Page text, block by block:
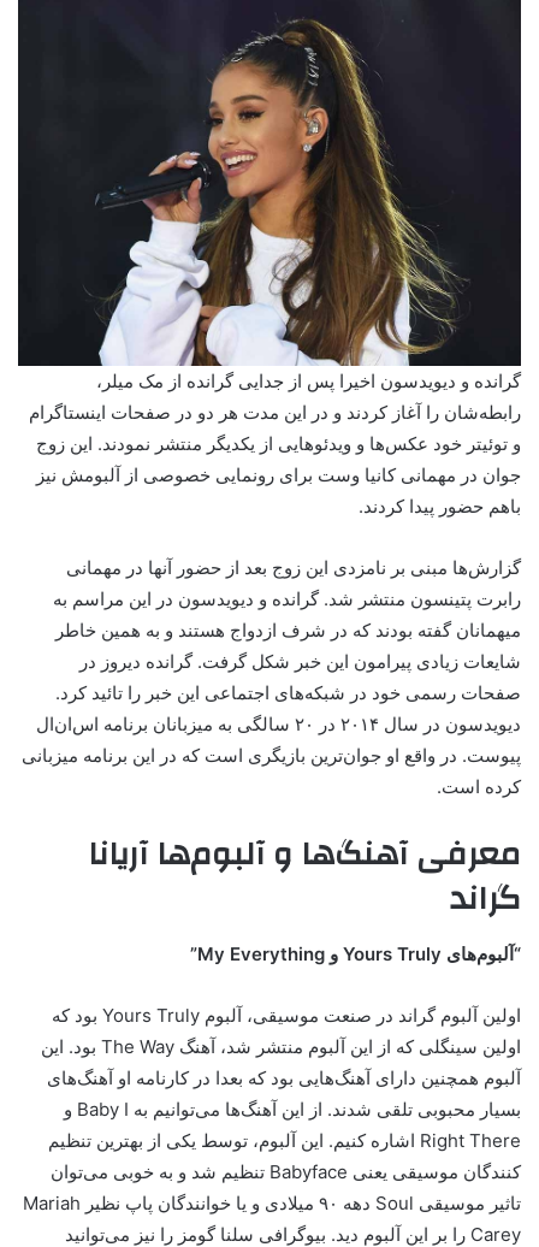
گرانده و دیویدسون اخیرا پس از جدایی گرانده از مک میلر،
رابطه‌شان را آغاز کردند و در این مدت هر دو در صفحات اینستاگرام
و توئیتر خود عکس‌ها و ویدئوهایی از یکدیگر منتشر نمودند. این زوج
جوان در مهمانی کانیا وست برای رونمایی خصوصی از آلبومش نیز
باهم حضور پیدا کردند.
گزارش‌ها مبنی بر نامزدی این زوج بعد از حضور آنها در مهمانی
رابرت پتینسون منتشر شد. گرانده و دیویدسون در این مراسم به
میهمانان گفته بودند که در شرف ازدواج هستند و به همین خاطر
شایعات زیادی پیرامون این خبر شکل گرفت. گرانده دیروز در
صفحات رسمی خود در شبکه‌های اجتماعی این خبر را تائید کرد.
دیویدسون در سال ۲۰۱۴ در ۲۰ سالگی به میزبانان برنامه اس‌ان‌ال
پیوست. در واقع او جوان‌ترین بازیگری است که در این برنامه میزبانی
کرده است.
معرفی آهنگ‌ها و آلبوم‌ها آریانا
گراند
“آلبوم‌های Yours Truly و My Everything”
اولین آلبوم گراند در صنعت موسیقی، آلبوم Yours Truly بود که
اولین سینگلی که از این آلبوم منتشر شد، آهنگ The Way بود. این
آلبوم همچنین دارای آهنگ‌هایی بود که بعدا در کارنامه او آهنگ‌های
بسیار محبوبی تلقی شدند. از این آهنگ‌ها می‌توانیم به Baby I و
Right There اشاره کنیم. این آلبوم، توسط یکی از بهترین تنظیم
کنندگان موسیقی یعنی Babyface تنظیم شد و به خوبی می‌توان
تاثیر موسیقی Soul دهه ۹۰ میلادی و یا خوانندگان پاپ نظیر Mariah
Carey را بر این آلبوم دید. بیوگرافی سلنا گومز را نیز می‌‌توانید